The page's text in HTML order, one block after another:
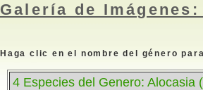
Galería de
Haga clic en el nombre del género
4 Especies del Genero: Alocasia